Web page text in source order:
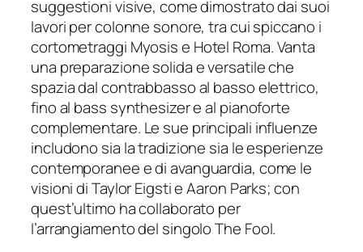
suggestioni visive, come dimostrato dai suoi
lavori per colonne sonore, tra cui spiccano i
cortometraggi Myosise Hotel Roma. Vanta
una preparazione solida e versatile che
spazia dal contrabbasso al basso elettrico,
fino al bass synthesizer e al pianoforte
complementare. Le sue principali influenze
includono sia la tradizione sia le esperienze
contemporanee e di avanguardia, come le
visioni di Taylor Eigsti e Aaron Parks; con
quest’ultimo ha collaborato per
l’arrangiamento del singoloThe Fool.